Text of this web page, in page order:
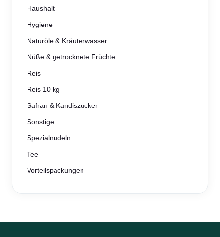
Haushalt
Hygiene
Naturöle & Kräuterwasser
Nüße & getrocknete Früchte
Reis
Reis 10 kg
Safran & Kandiszucker
Sonstige
Spezialnudeln
Tee
Vorteilspackungen